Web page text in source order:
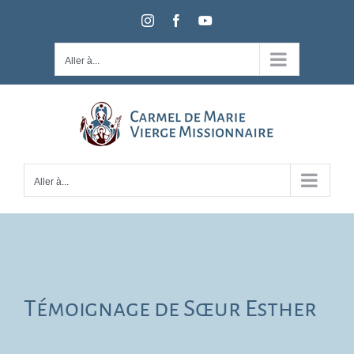
InstagramFacebookYouTube
Aller à...
Aller à...
Témoignage de Sœur Esther